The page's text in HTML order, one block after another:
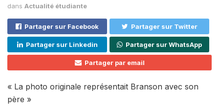
dans Actualité étudiante
Partager sur Facebook Partager sur Twitter
Partager sur Linkedin Partager sur WhatsApp
Partager par email
« La photo originale représentait Branson avec son
père »